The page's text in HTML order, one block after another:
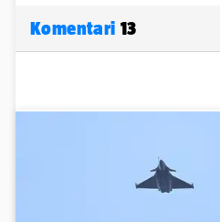
Komentari 13